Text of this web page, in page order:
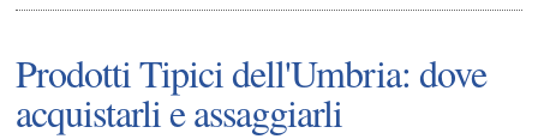
Prodotti Tipici dell'Umbria: dove
acquistarli e assaggiarli